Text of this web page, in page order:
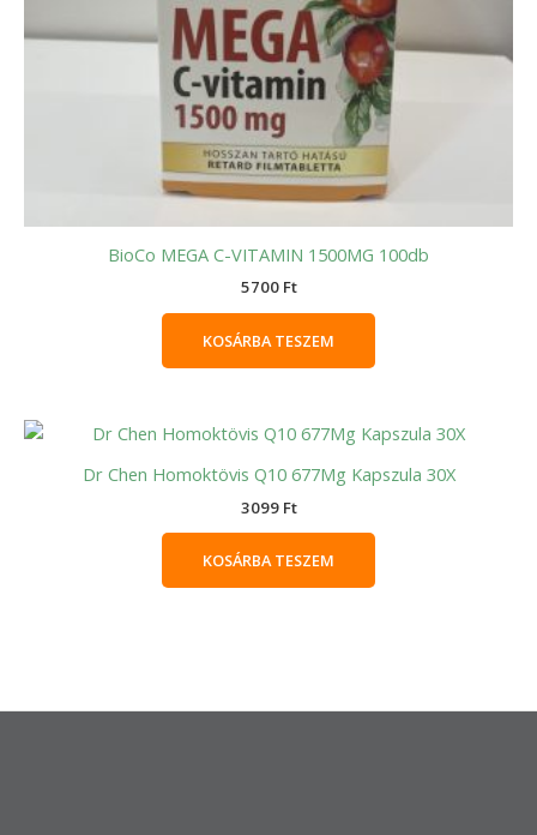
BioCo MEGA C-VITAMIN 1500MG 100db
5700 Ft
KOSÁRBA TESZEM
Dr Chen Homoktövis Q10 677Mg Kapszula 30X
3099 Ft
KOSÁRBA TESZEM